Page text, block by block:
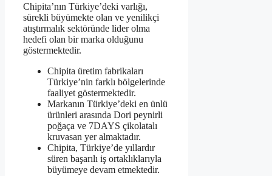
Chipita’nın Türkiye’deki varlığı,
sürekli büyümekte olan ve yenilikçi
atıştırmalık sektöründe lider olma
hedefi olan bir marka olduğunu
göstermektedir.
Chipita üretim fabrikaları
Türkiye’nin farklı bölgelerinde
faaliyet göstermektedir.
Markanın Türkiye’deki en ünlü
ürünleri arasında Dori peynirli
poğaça ve 7DAYS çikolatalı
kruvasan yer almaktadır.
Chipita, Türkiye’de yıllardır
süren başarılı iş ortaklıklarıyla
büyümeye devam etmektedir.